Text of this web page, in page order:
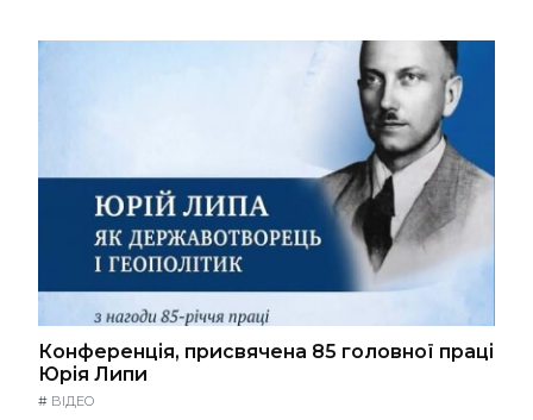
Конференція, присвячена 85 головної праці
Юрія Липи
# ВІДЕО